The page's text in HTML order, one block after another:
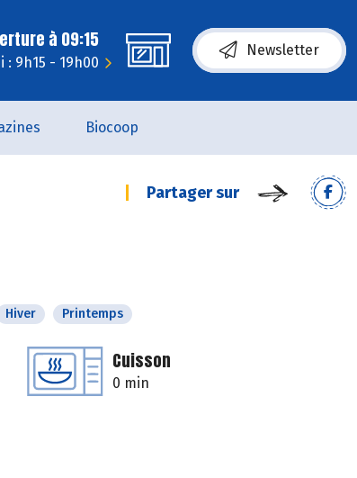
à 09:15
: 9h15 - 19h00
Newsletter
Biocoop
Partager sur
Hiver Printemps
Cuisson
0 min